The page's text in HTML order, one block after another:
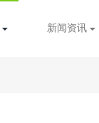
新闻资讯